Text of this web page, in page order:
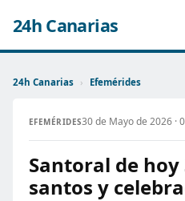
24h Canarias
24h Canarias › Efemérides
EFEMÉRIDES30 de Mayo de 2026 ·
Santoral de hoy
santos y